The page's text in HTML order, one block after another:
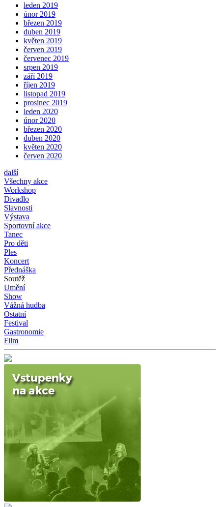
leden 2019
únor 2019
březen 2019
duben 2019
květen 2019
červen 2019
červenec 2019
srpen 2019
září 2019
říjen 2019
listopad 2019
prosinec 2019
leden 2020
únor 2020
březen 2020
duben 2020
květen 2020
červen 2020
další
Všechny akce
Workshop
Divadlo
Slavnosti
Výstava
Sportovní akce
Tanec
Pro děti
Ples
Koncert
Přednáška
Soutěž
Umění
Show
Vážná hudba
Ostatní
Festival
Gastronomie
Film